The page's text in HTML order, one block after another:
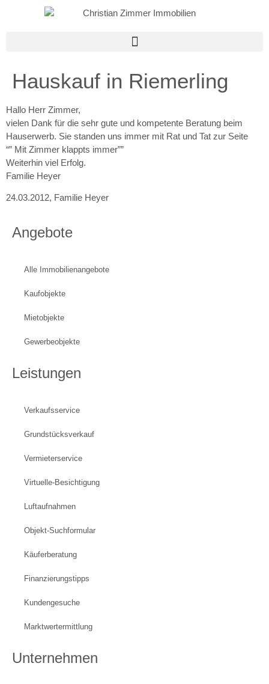
Hauskauf in Riemerling
Hallo Herr Zimmer,
vielen Dank für die sehr gute und kompetente Beratung beim
Hauserwerb. Sie standen uns immer mit Rat und Tat zur Seite
“” Mit Zimmer klappts immer””
Weiterhin viel Erfolg.
Familie Heyer
24.03.2012, Familie Heyer
Angebote
Alle Immobilienangebote
Kaufobjekte
Mietobjekte
Gewerbeobjekte
Leistungen
Verkaufsservice
Grundstücksverkauf
Vermieterservice
Virtuelle-Besichtigung
Luftaufnahmen
Objekt-Suchformular
Käuferberatung
Finanzierungstipps
Kundengesuche
Marktwertermittlung
Unternehmen